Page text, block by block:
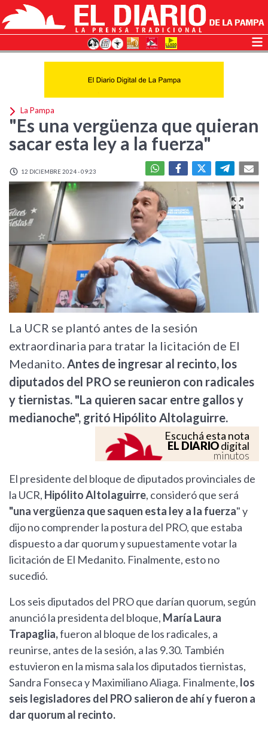
La Pampa
"Es una vergüenza que quieran
sacar esta ley a la fuerza"
12 DICIEMBRE 2024 - 09:23
La UCR se plantó antes de la sesión
extraordinaria para tratar la licitación de El
Medanito.Antes de ingresar al recinto, los
diputados del PRO se reunieron con radicales
y tiernistas. "La quieren sacar entre gallos y
medianoche", gritó Hipólito Altolaguirre.
Escuchá esta nota
EL DIARIOdigital
minutos
El presidente del bloque de diputados provinciales de
la UCR, Hipólito Altolaguirre, consideró que será
"una vergüenza que saquen esta ley a la fuerza" y
dijo no comprender la postura del PRO, que estaba
dispuesto a dar quorum y supuestamente votar la
licitación de El Medanito. Finalmente, esto no
sucedió.
Los seis diputados del PRO que darían quorum, según
anunció la presidenta del bloque, María Laura
Trapaglia,fueron al bloque de los radicales, a
reunirse, antes de la sesión, a las 9.30. También
estuvieron en la misma sala los diputados tiernistas,
Sandra Fonseca y Maximiliano Aliaga. Finalmente, los
seis legisladores del PRO salieron de ahí y fueron a
dar quorum al recinto.